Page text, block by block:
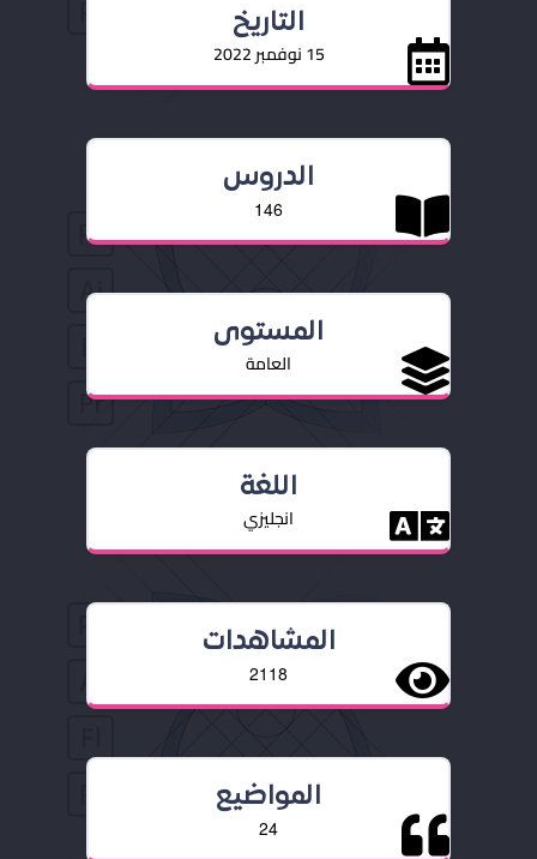
التاريخ
15 نوفمبر 2022
الدروس
146
المستوى
العامة
اللغة
انجليزي
المشاهدات
2118
المواضيع
24